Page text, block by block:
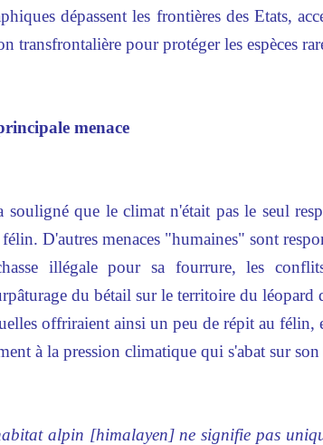
dépassent les frontières des Etats,
transfrontalière pour protéger les espèces
menace
que le climat n'était pas le seul
D'autres menaces "humaines" sont
illégale pour sa fourrure, les
du bétail sur le territoire du léopard
offriraient ainsi un peu de répit au félin,
à la pression climatique qui s'abat sur
alpin [himalayen] ne signifie pas